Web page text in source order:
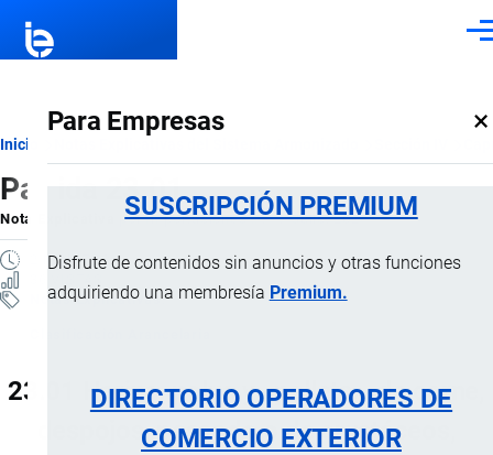
Para Empresas ×
SUSCRIPCIÓN PREMIUM
Disfrute de contenidos sin anuncios y otras funciones
adquiriendo una membresía Premium.
DIRECTORIO OPERADORES DE
COMERCIO EXTERIOR
Ruta
de
navegación
Inicio
Partida 23.01
Nota Explicativa porImportaciones …, 17 Julio, 2024
2 MINUTOS
Notas Explicativas
23.01 Harina, polvo y «pellets», de carne,
despojos, pescado o de crustáceos,